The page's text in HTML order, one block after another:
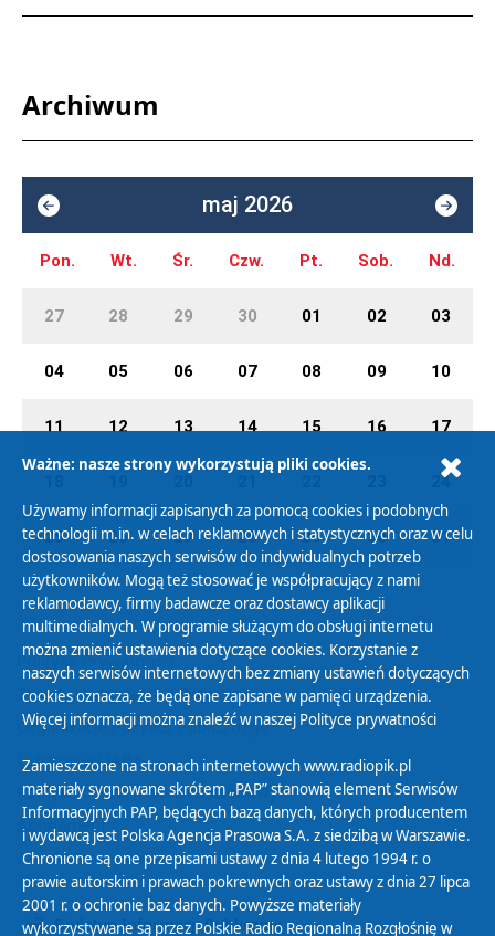
Archiwum
maj 2026
Pon. Wt. Śr. Czw. Pt. Sob. Nd.
27 28 29 30 01 02 03
04 05 06 07 08 09 10
11 12 13 14 15 16 17
24
25 26 27 28 29 30 31
Polityka Prywatności
Zasady korzystania z Serwisu
Organizacje Pożytku Publicznego
Cyfryzacja DAB+
Polityka ochrony danych osobowych
Abonament
Zamówienia publiczne
Biuletyn Informacji Publicznej
Ważne: nasze strony wykorzystują pliki cookies.
Używamy informacji zapisanych za pomocą cookies i podobnych
technologii m.in. w celach reklamowych i statystycznych oraz w celu
dostosowania naszych serwisów do indywidualnych potrzeb
użytkowników. Mogą też stosować je współpracujący z nami
reklamodawcy, firmy badawcze oraz dostawcy aplikacji
multimedialnych. W programie służącym do obsługi internetu
można zmienić ustawienia dotyczące cookies. Korzystanie z
naszych serwisów internetowych bez zmiany ustawień dotyczących
cookies oznacza, że będą one zapisane w pamięci urządzenia.
Więcej informacji można znaleźć w naszej Polityce prywatności
Zamieszczone na stronach internetowych www.radiopik.pl
materiały sygnowane skrótem „PAP” stanowią element Serwisów
Informacyjnych PAP, będących bazą danych, których producentem
i wydawcą jest Polska Agencja Prasowa S.A. z siedzibą w Warszawie.
Chronione są one przepisami ustawy z dnia 4 lutego 1994 r. o
prawie autorskim i prawach pokrewnych oraz ustawy z dnia 27 lipca
2001 r. o ochronie baz danych. Powyższe materiały
wykorzystywane są przez Polskie Radio Regionalną Rozgłośnię w